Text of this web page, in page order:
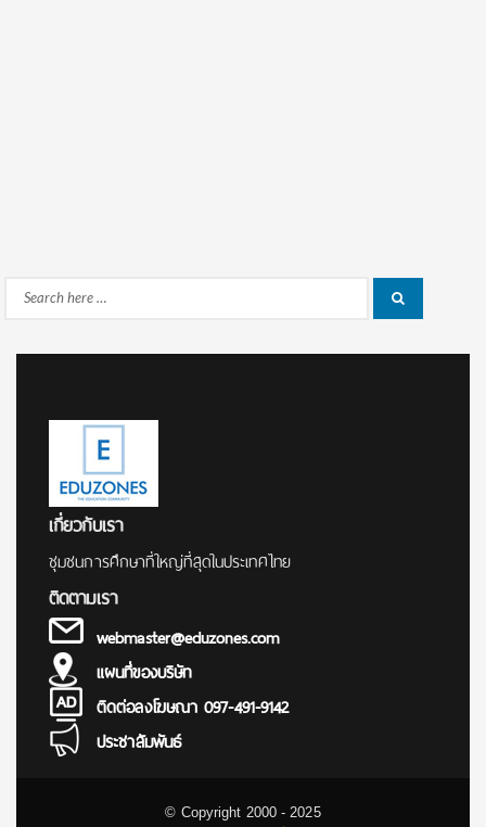
Search
เกี่ยวกับเรา
ชุมชนการศึกษาที่ใหญ่ที่สุดในประเทศไทย
ติดตามเรา
webmaster@eduzones.com
แผนที่ของบริษัท
ติดต่อลงโฆษณา 097-491-9142
ประชาสัมพันธ์
© Copyright 2000 - 2025